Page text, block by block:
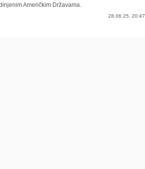
Američkim Državama.
28.06.25. 20:47